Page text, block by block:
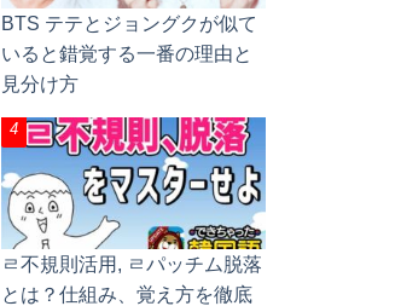
BTS テテとジョングクが似て
いると錯覚する一番の理由と
見分け方
ㄹ不規則活用, ㄹパッチム脱落
とは？仕組み、覚え方を徹底